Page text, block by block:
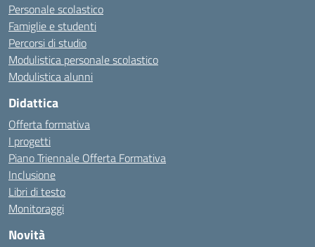
Personale scolastico
Famiglie e studenti
Percorsi di studio
Modulistica personale scolastico
Modulistica alunni
Didattica
Offerta formativa
I progetti
Piano Triennale Offerta Formativa
Inclusione
Libri di testo
Monitoraggi
Novità